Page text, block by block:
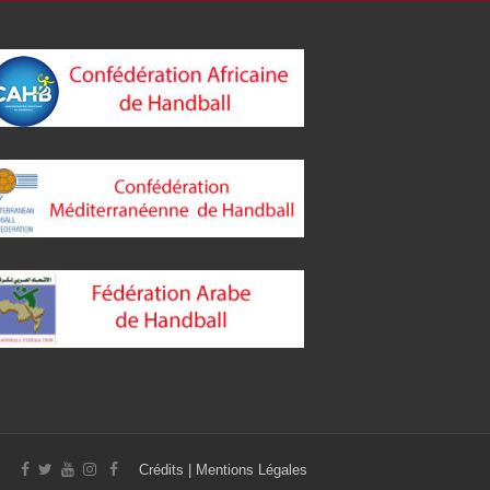
Crédits | Mentions Légales